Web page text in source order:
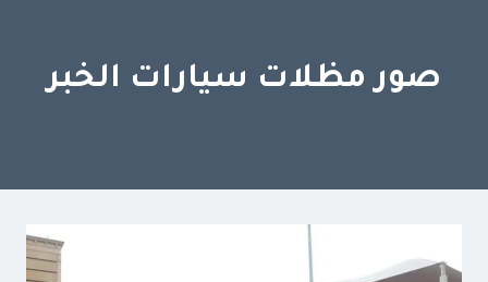
صور مظلات سيارات الخبر